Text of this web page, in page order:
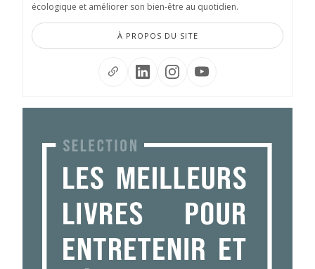
écologique et améliorer son bien-être au quotidien.
À PROPOS DU SITE